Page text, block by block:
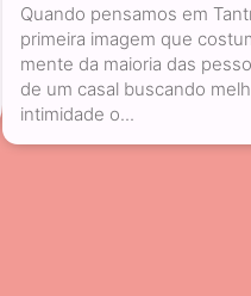
Quando pensamos em
primeira imagem que
mente da maioria das
de um casal buscando
intimidade o...